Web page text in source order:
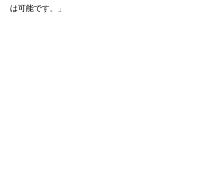
は可能です。」